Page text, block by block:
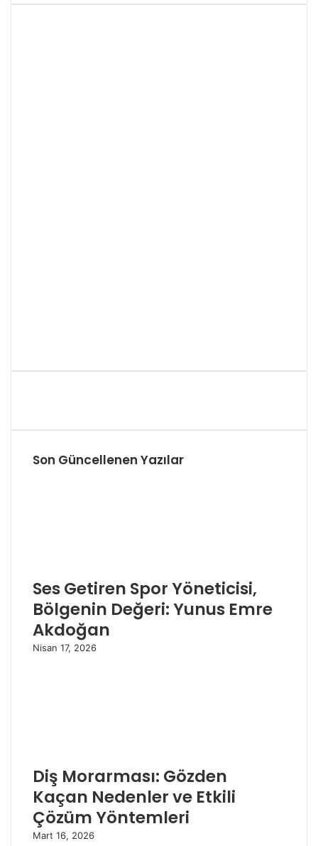
Son Güncellenen Yazılar
Ses Getiren Spor Yöneticisi,
Bölgenin Değeri: Yunus Emre
Akdoğan
Nisan 17, 2026
Diş Morarması: Gözden
Kaçan Nedenler ve Etkili
Çözüm Yöntemleri
Mart 16, 2026